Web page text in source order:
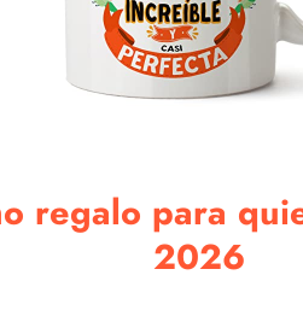
regalo para
2026